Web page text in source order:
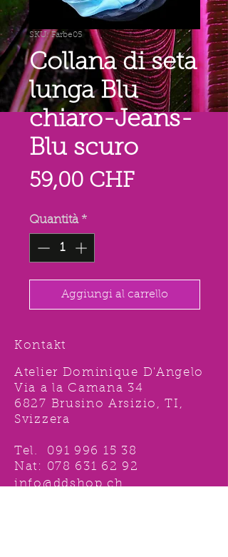
SKU: Farbe05
Collana di seta
lunga Blu
chiaro-Jeans-
Blu scuro
59,00 CHFPrezzo
Quantità *
Aggiungi al carrello
Kontakt
Atelier Dominique D'Angelo
Via a la Camana 34
6827 Brusino Arsizio, TI,
Svizzera
Tel. 091 996 15 38
Nat: 078 631 62 92
info@ddshop.ch